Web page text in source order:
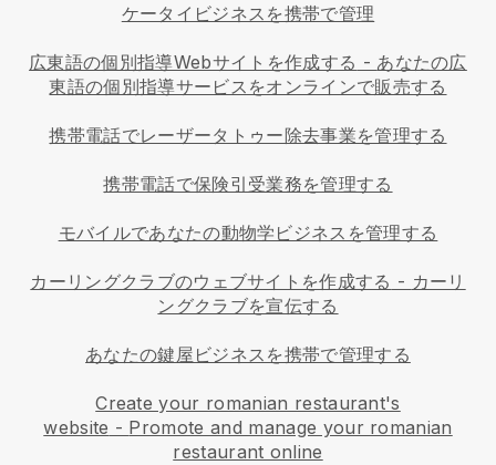
ケータイビジネスを携帯で管理
広東語の個別指導Webサイトを作成する - あなたの広
東語の個別指導サービスをオンラインで販売する
携帯電話でレーザータトゥー除去事業を管理する
携帯電話で保険引受業務を管理する
モバイルであなたの動物学ビジネスを管理する
カーリングクラブのウェブサイトを作成する - カーリ
ングクラブを宣伝する
あなたの鍵屋ビジネスを携帯で管理する
Create your romanian restaurant's
website - Promote and manage your romanian
restaurant online